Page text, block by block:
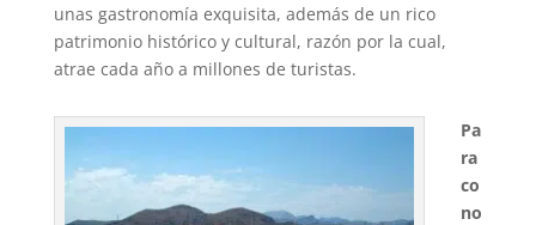
unas gastronomía exquisita, además de un rico
patrimonio histórico y cultural, razón por la cual,
atrae cada año a millones de turistas.
Pa
ra
co
no